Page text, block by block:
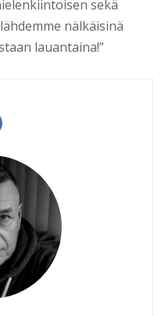
sekä
nälkäisinä
lauantaina!”